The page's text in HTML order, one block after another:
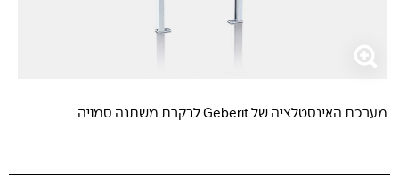
מערכת האינסטלציה של Geberit לבקרת משתנה סמויה